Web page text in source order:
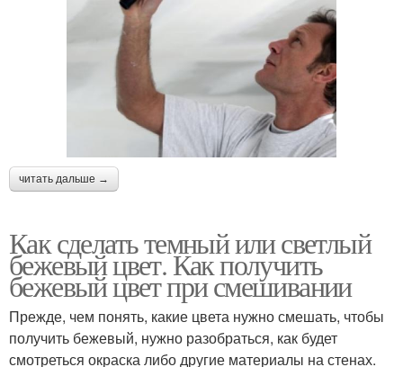
читать дальше →
Как сделать темный или светлый
бежевый цвет. Как получить
бежевый цвет при смешивании
Прежде, чем понять, какие цвета нужно смешать, чтобы
получить бежевый, нужно разобраться, как будет
смотреться окраска либо другие материалы на стенах.